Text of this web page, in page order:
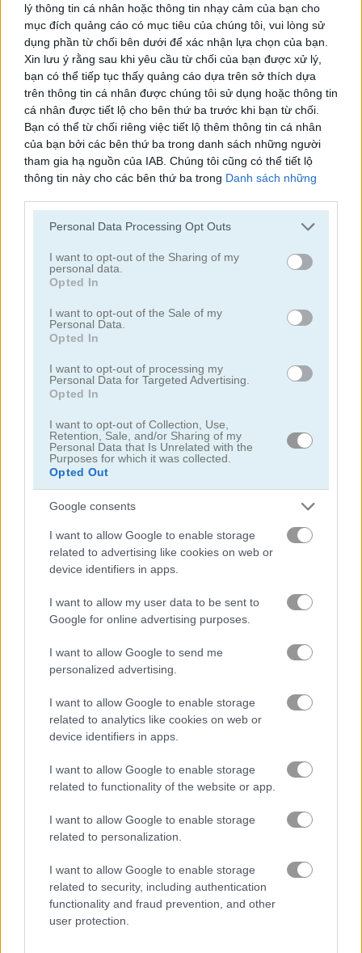
lý thông tin cá nhân hoặc thông tin nhạy cảm của bạn cho
mục đích quảng cáo có mục tiêu của chúng tôi, vui lòng sử
dụng phần từ chối bên dưới để xác nhận lựa chọn của bạn.
Xin lưu ý rằng sau khi yêu cầu từ chối của bạn được xử lý,
bạn có thể tiếp tục thấy quảng cáo dựa trên sở thích dựa
trên thông tin cá nhân được chúng tôi sử dụng hoặc thông tin
cá nhân được tiết lộ cho bên thứ ba trước khi bạn từ chối.
Bạn có thể từ chối riêng việc tiết lộ thêm thông tin cá nhân
của bạn bởi các bên thứ ba trong danh sách những người
tham gia hạ nguồn của IAB. Chúng tôi cũng có thể tiết lộ
thông tin này cho các bên thứ ba trong Danh sách những
lộ thêm thông tin này cho các bên thứ ba khác.
services and may gather and store information including but
not limited to your visit or usage behaviour. You may click to
grant or deny consent to Google and its third-party tags to
use your data for below specified purposes in below Google
consent section.
Personal Data Processing Opt Outs
I want to opt-out of the Sharing of my
personal data.
Opted In
I want to opt-out of the Sale of my
Personal Data.
Opted In
I want to opt-out of processing my
Personal Data for Targeted Advertising.
Opted In
I want to opt-out of Collection, Use,
Retention, Sale, and/or Sharing of my
Personal Data that Is Unrelated with the
Purposes for which it was collected.
Opted Out
Google consents
I want to allow Google to enable storage
related to advertising like cookies on web or
device identifiers in apps.
I want to allow my user data to be sent to
Google for online advertising purposes.
I want to allow Google to send me
personalized advertising.
I want to allow Google to enable storage
related to analytics like cookies on web or
device identifiers in apps.
I want to allow Google to enable storage
related to functionality of the website or app.
I want to allow Google to enable storage
related to personalization.
I want to allow Google to enable storage
related to security, including authentication
functionality and fraud prevention, and other
user protection.
Parking Rush Drift Cup Racing
StreetRace Fury
High Hills Racing Monster Trucks
Danh mục liên quan
xe máy
tàu thuyền
ô tô
đậu xe
tàu hỏa